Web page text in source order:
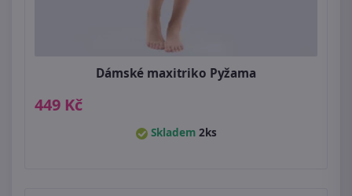
Dámské maxitriko Pyžama
449 Kč
Skladem 2ks